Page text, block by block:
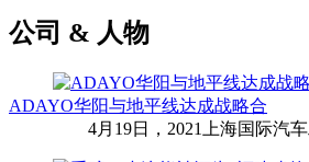
公司 & 人物
ADAYO华阳与地平线达成战略合
4月19日，2021上海国际汽车